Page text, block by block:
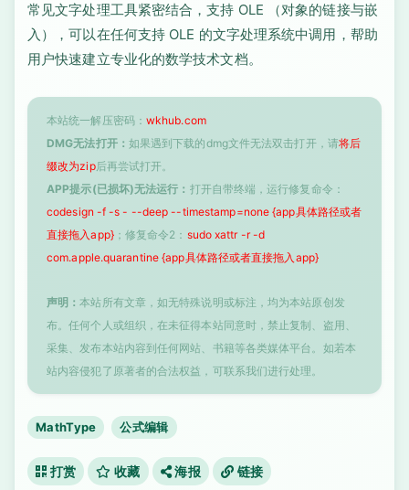
常见文字处理工具紧密结合，支持 OLE （对象的链接与嵌
入），可以在任何支持 OLE 的文字处理系统中调用，帮助
用户快速建立专业化的数学技术文档。
本站统一解压密码： wkhub.com
DMG无法打开： 如果遇到下载的dmg文件无法双击打开，请将后
缀改为zip后再尝试打开。
APP提示(已损坏)无法运行： 打开自带终端，运行修复命令：
codesign -f -s - --deep --timestamp=none {app具体路径或者
直接拖入app}；修复命令2： sudo xattr -r -d
com.apple.quarantine {app具体路径或者直接拖入app}
声明：本站所有文章，如无特殊说明或标注，均为本站原创发
布。任何个人或组织，在未征得本站同意时，禁止复制、盗用、
采集、发布本站内容到任何网站、书籍等各类媒体平台。如若本
站内容侵犯了原著者的合法权益，可联系我们进行处理。
MathType 公式编辑
打赏 收藏 海报 链接